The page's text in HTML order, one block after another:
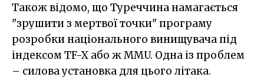
Також відомо, що Туреччина намагається
"зрушити з мертвої точки" програму
розробки національного винищувача під
індексом TF-X або ж MMU. Одна із проблем
– силова установка для цього літака.